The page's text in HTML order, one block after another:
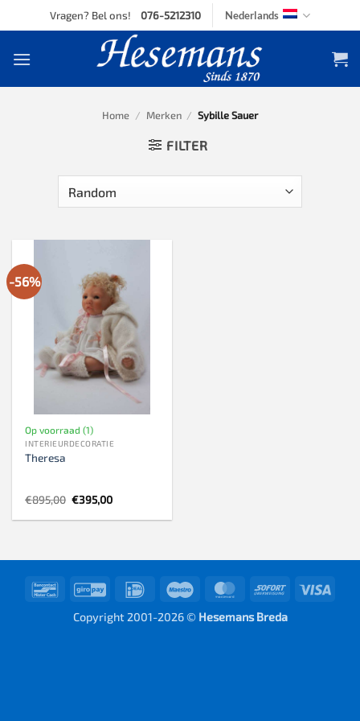
to
Vragen? Bel ons! 076-5212310 Nederlands
Home / Merken / Sybille Sauer
FILTER
-56%
Op voorraad (1)
INTERIEURDECORATIE
Theresa
€895,00 Oorspronkelijke
prijs
was:
€395,00Huidige
is:
BancontactGiroPay IDeal Maestro MasterCardSofort
Copyright 2001-2026 © Hesemans Breda